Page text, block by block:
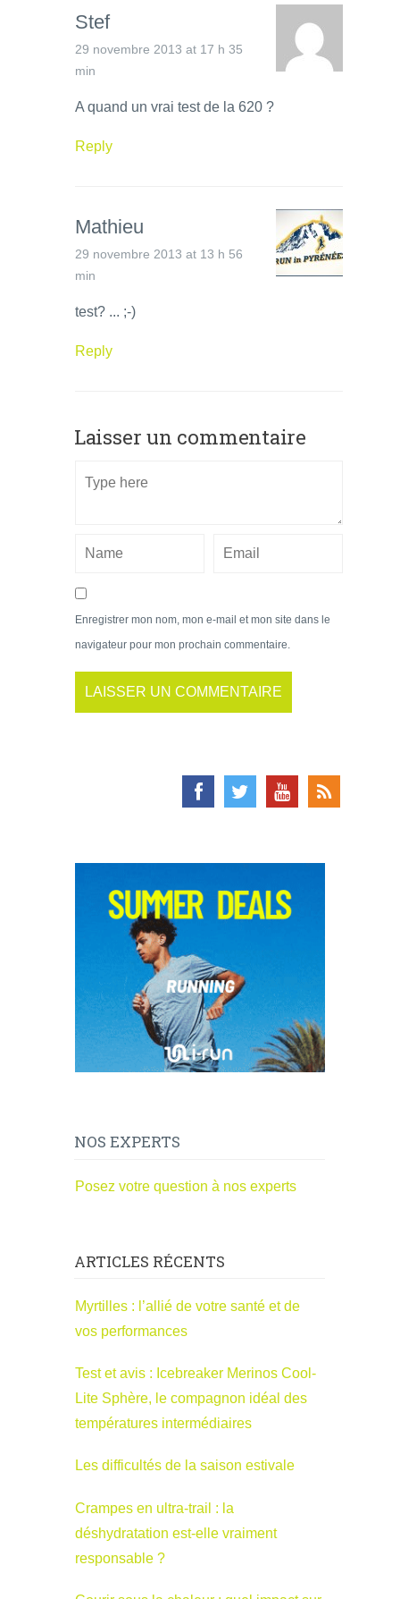
Stef
29 novembre 2013 at 17 h 35
min
A quand un vrai test de la 620 ?
Reply
Mathieu
29 novembre 2013 at 13 h 56
min
test? ... ;-)
Reply
Laisser un commentaire
Enregistrer mon nom, mon e-mail et mon site dans le
navigateur pour mon prochain commentaire.
NOS EXPERTS
Posez votre question à nos experts
ARTICLES RÉCENTS
Myrtilles : l’allié de votre santé et de
vos performances
Test et avis : Icebreaker Merinos Cool-
Lite Sphère, le compagnon idéal des
températures intermédiaires
Les difficultés de la saison estivale
Crampes en ultra-trail : la
déshydratation est-elle vraiment
responsable ?